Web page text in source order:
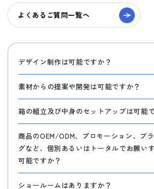
よくあるご質問一覧へ
デザイン制作は可能ですか？
素材からの提案や開発は可能ですか？
箱の組立及び中身のセットアップは可能
商品のOEM/ODM、プロモーション、ブ
グなど、個別あるいはトータルでお願い
可能ですか？
ショールームはありますか？